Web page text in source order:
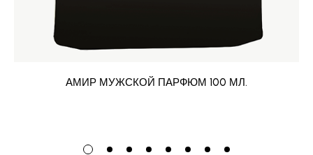
АМИР МУЖСКОЙ ПАРФЮМ 100 МЛ.